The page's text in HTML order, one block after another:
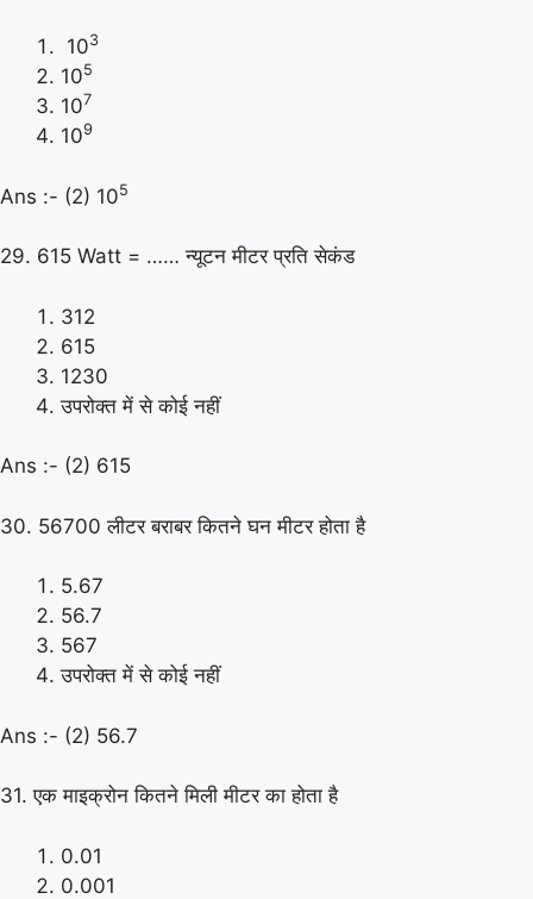
103
105
107
109
Ans :- (2) 105
29. 615 Watt = …… न्यूटन मीटर प्रति सेकंड
312
615
1230
उपरोक्त में से कोई नहीं
Ans :- (2) 615
30. 56700 लीटर बराबर कितने घन मीटर होता है
5.67
56.7
567
उपरोक्त में से कोई नहीं
Ans :- (2) 56.7
31. एक माइक्रोन कितने मिली मीटर का होता है
0.01
0.001